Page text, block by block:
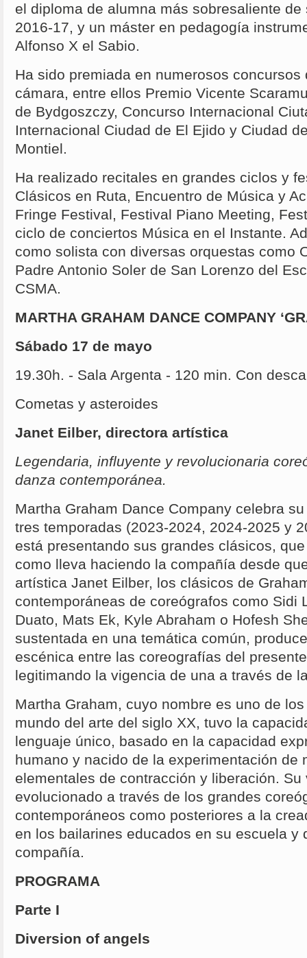
el diploma de alumna más sobresaliente
2016-17, y un máster en pedagogía
Alfonso X el Sabio.
Ha sido premiada en numerosos
cámara, entre ellos Premio Vicente
de Bydgoszczy, Concurso Internacional
Internacional Ciudad de El Ejido y Ciudad
Montiel.
Ha realizado recitales en grandes ciclos y
Clásicos en Ruta, Encuentro de Música y
Fringe Festival, Festival Piano Meeting,
ciclo de conciertos Música en el Instante.
como solista con diversas orquestas como
Padre Antonio Soler de San Lorenzo del
CSMA.
MARTHA GRAHAM DANCE COMPANY
Sábado 17 de mayo
19.30h. - Sala Argenta - 120 min. Con
Cometas y asteroides
Janet Eilber, directora artística
Legendaria, influyente y revolucionaria
danza contemporánea.
Martha Graham Dance Company celebra
tres temporadas (2023-2024, 2024-2025 y
está presentando sus grandes clásicos,
como lleva haciendo la compañía desde
artística Janet Eilber, los clásicos de
contemporáneas de coreógrafos como Sidi
Duato, Mats Ek, Kyle Abraham o Hofesh
sustentada en una temática común,
escénica entre las coreografías del
legitimando la vigencia de una a través de
Martha Graham, cuyo nombre es uno de
mundo del arte del siglo XX, tuvo la
lenguaje único, basado en la capacidad
humano y nacido de la experimentación de
elementales de contracción y liberación. Su
evolucionado a través de los grandes
contemporáneos como posteriores a la
en los bailarines educados en su escuela y
compañía.
PROGRAMA
Parte I
Diversion of angels